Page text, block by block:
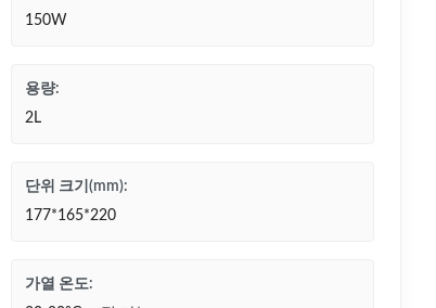
150W
용량:
2L
단위 크기(mm):
177*165*220
가열 온도: